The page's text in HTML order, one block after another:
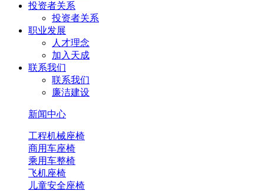
投资者关系
投资者关系
职业发展
人才理念
加入天成
联系我们
联系我们
廉洁建设
新闻中心
工程机械座椅
商用车座椅
乘用车整椅
飞机座椅
儿童安全座椅